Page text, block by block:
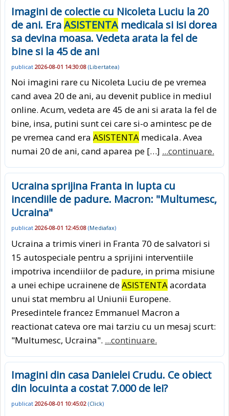
Imagini de colectie cu Nicoleta Luciu la 20
de ani. EraASISTENTAmedicala si isi dorea
sa devina moasa. Vedeta arata la fel de
bine si la 45 de ani
publicat 2026-08-01 14:30:08 (Libertatea)
Noi imagini rare cu Nicoleta Luciu de pe vremea
cand avea 20 de ani, au devenit publice in mediul
online. Acum, vedeta are 45 de ani si arata la fel de
bine, insa, putini sunt cei care si-o amintesc pe de
pe vremea cand era ASISTENTA medicala. Avea
numai 20 de ani, cand aparea pe […] ...continuare.
Ucraina sprijina Franta in lupta cu
incendiile de padure. Macron: "Multumesc,
Ucraina"
publicat 2026-08-01 12:45:08 (Mediafax)
Ucraina a trimis vineri in Franta 70 de salvatori si
15 autospeciale pentru a sprijini interventiile
impotriva incendiilor de padure, in prima misiune
a unei echipe ucrainene deASISTENTAacordata
unui stat membru al Uniunii Europene.
Presedintele francez Emmanuel Macron a
reactionat cateva ore mai tarziu cu un mesaj scurt:
"Multumesc, Ucraina". ...continuare.
Imagini din casa Danielei Crudu. Ce obiect
din locuinta a costat 7.000 de lei?
publicat 2026-08-01 10:45:02 (Click)